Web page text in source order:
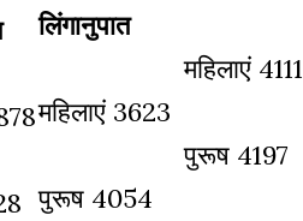
लिंगानुपात
महिलाएं 3623
पुरूष 4054
महिलाएं 4111
पुरूष 4197